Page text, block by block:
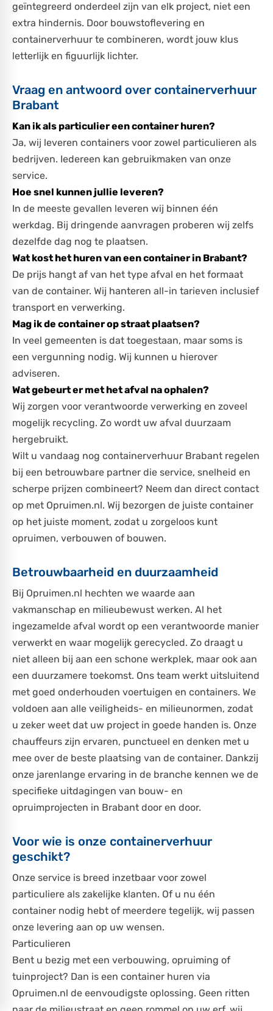
geïntegreerd onderdeel zijn van elk project, niet een
extra hindernis. Door bouwstoflevering en
containerverhuur te combineren, wordt jouw klus
letterlijk en figuurlijk lichter.
Vraag en antwoord over containerverhuur
Brabant
Kan ik als particulier een container huren?
Ja, wij leveren containers voor zowel particulieren als
bedrijven. Iedereen kan gebruikmaken van onze
service.
Hoe snel kunnen jullie leveren?
In de meeste gevallen leveren wij binnen één
werkdag. Bij dringende aanvragen proberen wij zelfs
dezelfde dag nog te plaatsen.
Wat kost het huren van een container in Brabant?
De prijs hangt af van het type afval en het formaat
van de container. Wij hanteren all-in tarieven inclusief
transport en verwerking.
Mag ik de container op straat plaatsen?
In veel gemeenten is dat toegestaan, maar soms is
een vergunning nodig. Wij kunnen u hierover
adviseren.
Wat gebeurt er met het afval na ophalen?
Wij zorgen voor verantwoorde verwerking en zoveel
mogelijk recycling. Zo wordt uw afval duurzaam
hergebruikt.
Wilt u vandaag nog containerverhuur Brabant regelen
bij een betrouwbare partner die service, snelheid en
scherpe prijzen combineert? Neem dan direct contact
op met Opruimen.nl. Wij bezorgen de juiste container
op het juiste moment, zodat u zorgeloos kunt
opruimen, verbouwen of bouwen.
Betrouwbaarheid en duurzaamheid
Bij Opruimen.nl hechten we waarde aan
vakmanschap en milieubewust werken. Al het
ingezamelde afval wordt op een verantwoorde manier
verwerkt en waar mogelijk gerecycled. Zo draagt u
niet alleen bij aan een schone werkplek, maar ook aan
een duurzamere toekomst. Ons team werkt uitsluitend
met goed onderhouden voertuigen en containers. We
voldoen aan alle veiligheids- en milieunormen, zodat
u zeker weet dat uw project in goede handen is. Onze
chauffeurs zijn ervaren, punctueel en denken met u
mee over de beste plaatsing van de container. Dankzij
onze jarenlange ervaring in de branche kennen we de
specifieke uitdagingen van bouw- en
opruimprojecten in Brabant door en door.
Voor wie is onze containerverhuur
geschikt?
Onze service is breed inzetbaar voor zowel
particuliere als zakelijke klanten. Of u nu één
container nodig hebt of meerdere tegelijk, wij passen
onze levering aan op uw wensen.
Particulieren
Bent u bezig met een verbouwing, opruiming of
tuinproject? Dan is een container huren via
Opruimen.nl de eenvoudigste oplossing. Geen ritten